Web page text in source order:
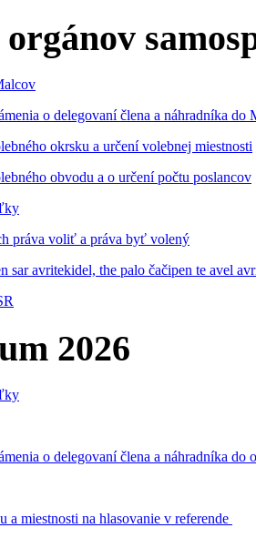
o delegovaní člena a náhradníka
okrsku a určení volebnej miestnosti
obvodu a o určení počtu poslancov
práva voliť a práva byť volený
sar avritekidel, the palo čačipen te avel
2026
o delegovaní člena a náhradníka
a miestnosti na hlasovanie v referende